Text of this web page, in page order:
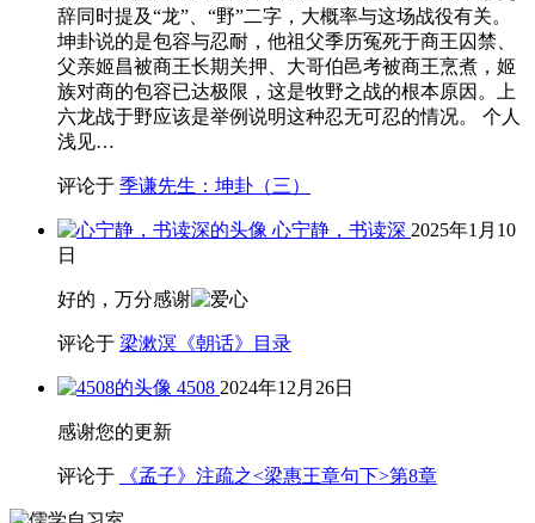
辞同时提及“龙”、“野”二字，大概率与这场战役有关。
坤卦说的是包容与忍耐，他祖父季历冤死于商王囚禁、
父亲姬昌被商王长期关押、大哥伯邑考被商王烹煮，姬
族对商的包容已达极限，这是牧野之战的根本原因。上
六龙战于野应该是举例说明这种忍无可忍的情况。 个人
浅见…
评论于 季谦先生：坤卦（三）
心宁静，书读深 2025年1月10
日
好的，万分感谢
评论于 梁漱溟《朝话》目录
4508 2024年12月26日
感谢您的更新
评论于 《孟子》注疏之<梁惠王章句下>第8章